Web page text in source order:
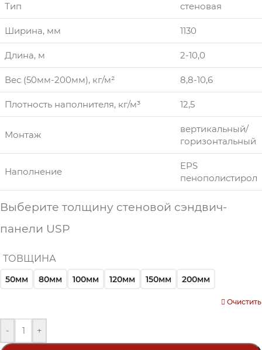
Тип стеновая
Ширина, мм 1130
Длина, м 2-10,0
Вес (50мм-200мм), кг/м² 8,8-10,6
Плотность наполнителя, кг/м³ 12,5
Монтаж
вертикальный/
горизонтальный
Наполнение
EPS
пенополистирол
Выберите толщину стеновой сэндвич-
панели USP
ТОВЩИНА
50мм 80мм 100мм 120мм 150мм 200мм
Очистить
- +